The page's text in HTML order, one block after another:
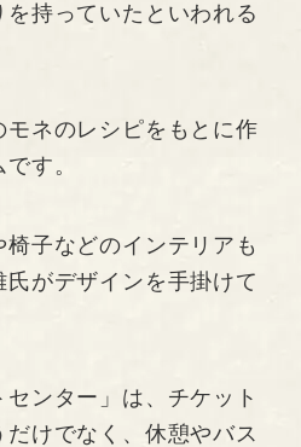
持っていたといわれる
モネのレシピをもとに作
す。
子などのインテリアも
がデザインを手掛けて
センター」は、チケット
けでなく、休憩やバス